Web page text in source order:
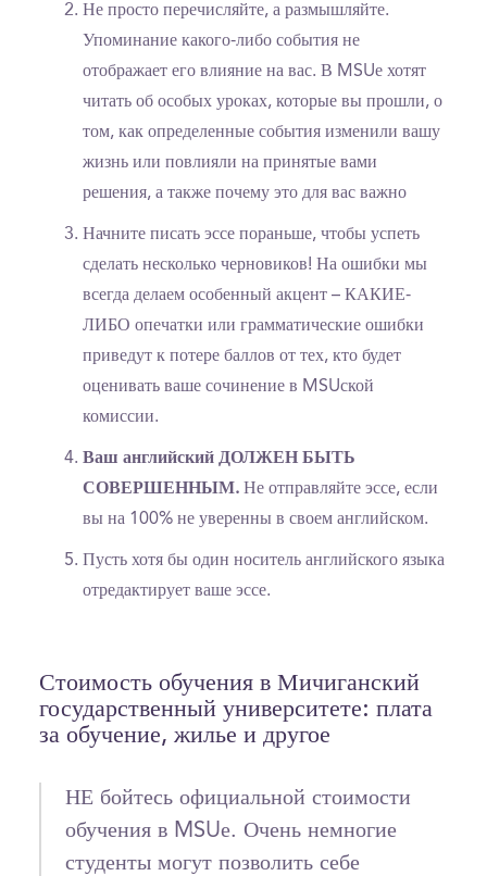
Не просто перечисляйте, а размышляйте.
Упоминание какого-либо события не
отображает его влияние на вас. В MSUе хотят
читать об особых уроках, которые вы прошли, о
том, как определенные события изменили вашу
жизнь или повлияли на принятые вами
решения, а также почему это для вас важно
Начните писать эссе пораньше, чтобы успеть
сделать несколько черновиков! На ошибки мы
всегда делаем особенный акцент – КАКИЕ-
ЛИБО опечатки или грамматические ошибки
приведут к потере баллов от тех, кто будет
оценивать ваше сочинение в MSUской
комиссии.
Ваш английский ДОЛЖЕН БЫТЬ
СОВЕРШЕННЫМ. Не отправляйте эссе, если
вы на 100% не уверенны в своем английском.
Пусть хотя бы один носитель английского языка
отредактирует ваше эссе.
Стоимость обучения в Мичиганский
государственный университете: плата
за обучение, жилье и другое
НЕ бойтесь официальной стоимости
обучения в MSUе. Очень немногие
студенты могут позволить себе